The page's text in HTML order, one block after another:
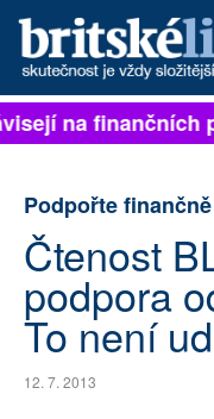
PŘIHLÁSIT
ARCHIV
ROZHOVORY
TÉMATA
na finančních
Podpořte
Čtenost
podpora
To není
12. 7. 2013